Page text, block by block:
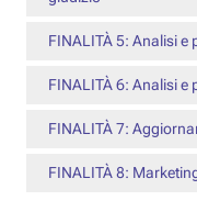
FINALITÀ 5: Analisi
FINALITÀ 6: Analisi
FINALITÀ 7:
FINALITÀ 8: